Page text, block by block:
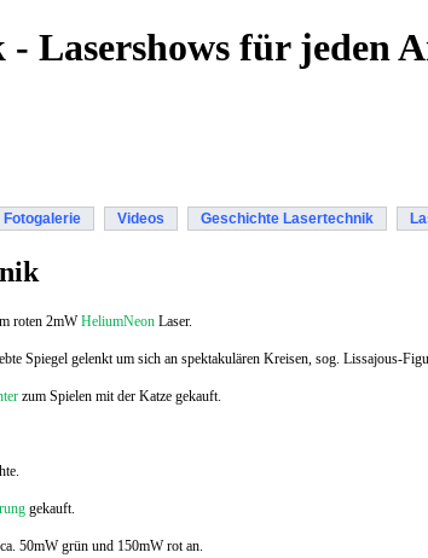
Lasershows für jeden
Fotogalerie Videos Geschichte Lasertechnik
roten 2mWHeliumNeon Laser.
Spiegel gelenkt um sich an spektakulären Kreisen, sog. Lissajous-
zum Spielen mit der Katze gekauft.
gekauft.
50mW grün und 150mW rot an.